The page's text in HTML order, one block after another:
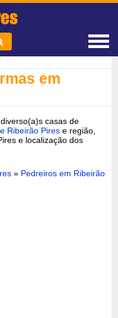
em
casas de
Ribeirão Pires e região,
e localização dos
» Pedreiros em Ribeirão